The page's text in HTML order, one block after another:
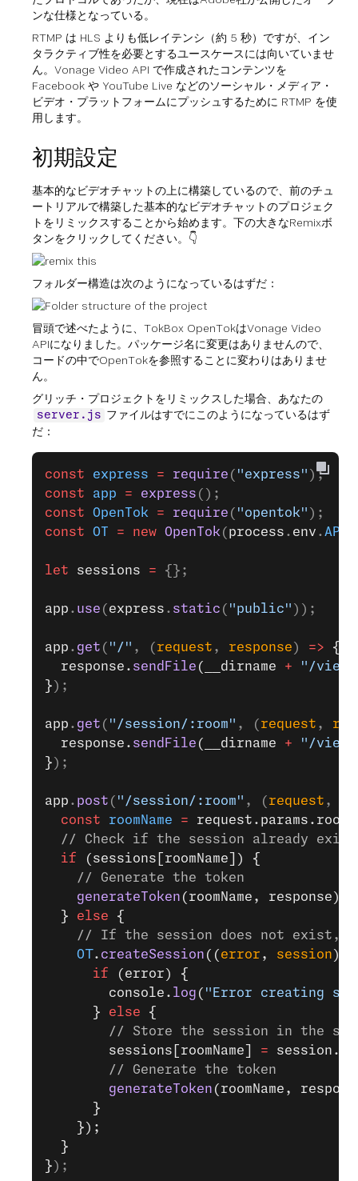
ンな仕様となっている。
RTMP は HLS よりも低レイテンシ（約 5 秒）ですが、イン
タラクティブ性を必要とするユースケースには向いていませ
ん。Vonage Video API で作成されたコンテンツを
Facebook や YouTube Live などのソーシャル・メディア・
ビデオ・プラットフォームにプッシュするために RTMP を使
用します。
初期設定
基本的なビデオチャットの上に構築しているので、前のチュ
ートリアルで構築した基本的なビデオチャットのプロジェク
トをリミックスすることから始めます。下の大きなRemixボ
タンをクリックしてください。👇
フォルダー構造は次のようになっているはずだ：
冒頭で述べたように、TokBox OpenTokはVonage Video
APIになりました。パッケージ名に変更はありませんので、
コードの中でOpenTokを参照することに変わりはありませ
ん。
グリッチ・プロジェクトをリミックスした場合、あなたの
server.js ファイルはすでにこのようになっているはず
だ：
const express = require ( "express" );
const app = express ();
const OpenTok = require ( "opentok" );
const OT = new OpenTok ( process . env .
let sessions = {};
app . use ( express . static ( "public" ));
app . get ( "/" , ( request , response ) => {
  response.
sendFile (__dirname + "/
} );
app . get ( "/session/:room" , ( request ,
  response.
sendFile (__dirname + "/
} );
app . post ( "/session/:room" , ( request ,
  const
roomName = request.params.room;
// Check if the session already
  if
(sessions[roomName]) {
    // Generate the token
    generateToken
(roomName, response);
  }
else {
// If the session does not exist,
    OT
. createSession (( error , session )
      if
(error) {
        console.
log ( "Error creating
      }
else {
// Store the session in the
        sessions[roomName]
=
        // Generate the token
        generateToken
(roomName,
      }
    });
  }
} );